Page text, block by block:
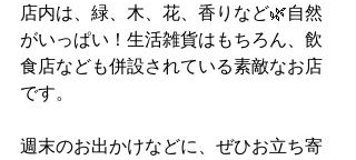
店内は、緑、木、花、香りなど🌿自然
がいっぱい！生活雑貨はもちろん、飲
食店なども併設されている素敵なお店
です。
週末のお出かけなどに、ぜひお立ち寄